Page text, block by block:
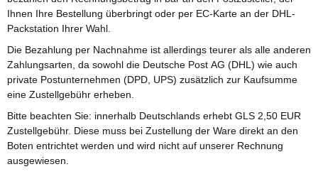
Ihnen Ihre Bestellung überbringt oder per EC-Karte an der DHL-
Packstation Ihrer Wahl.
Die Bezahlung per Nachnahme ist allerdings teurer als alle anderen
Zahlungsarten, da sowohl die Deutsche Post AG (DHL) wie auch
private Postunternehmen (DPD, UPS) zusätzlich zur Kaufsumme
eine Zustellgebühr erheben.
Bitte beachten Sie: innerhalb Deutschlands erhebt GLS 2,50 EUR
Zustellgebühr. Diese muss bei Zustellung der Ware direkt an den
Boten entrichtet werden und wird nicht auf unserer Rechnung
ausgewiesen.